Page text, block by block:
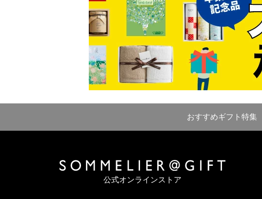
おすすめギフト特集
公式オンラインストア